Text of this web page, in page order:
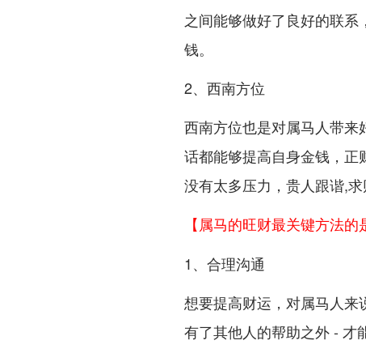
之间能够做好了良好的联
钱。
2、西南方位
西南方位也是对属马人带
话都能够提高自身金钱，
没有太多压力，贵人跟谐,
【属马的旺财最关键方法的
1、合理沟通
想要提高财运，对属马人来
有了其他人的帮助之外 - 才